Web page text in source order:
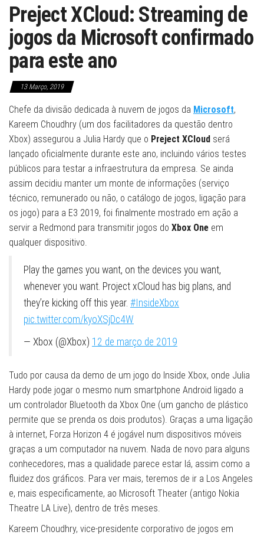
Preject XCloud: Streaming de
jogos da Microsoft confirmado
para este ano
13 Março, 2019
Chefe da divisão dedicada à nuvem de jogos da Microsoft,
Kareem Choudhry (um dos facilitadores da questão dentro
Xbox) assegurou a Julia Hardy que o Preject XCloud será
lançado oficialmente durante este ano, incluindo vários testes
públicos para testar a infraestrutura da empresa. Se ainda
assim decidiu manter um monte de informações (serviço
técnico, remunerado ou não, o catálogo de jogos, ligação para
os jogo) para a E3 2019, foi finalmente mostrado em ação a
servir a Redmond para transmitir jogos do Xbox One em
qualquer dispositivo.
Play the games you want, on the devices you want,
whenever you want. Project xCloud has big plans, and
they’re kicking off this year. #InsideXbox
pic.twitter.com/kyoXSjDc4W
— Xbox (@Xbox) 12 de março de 2019
Tudo por causa da demo de um jogo do Inside Xbox, onde Julia
Hardy pode jogar o mesmo num smartphone Android ligado a
um controlador Bluetooth da Xbox One (um gancho de plástico
permite que se prenda os dois produtos). Graças a uma ligação
à internet, Forza Horizon 4 é jogável num dispositivos móveis
graças a um computador na nuvem. Nada de novo para alguns
conhecedores, mas a qualidade parece estar lá, assim como a
fluidez dos gráficos. Para ver mais, teremos de ir a Los Angeles
e, mais especificamente, ao Microsoft Theater (antigo Nokia
Theatre LA Live), dentro de três meses.
Kareem Choudhry, vice-presidente corporativo de jogos em